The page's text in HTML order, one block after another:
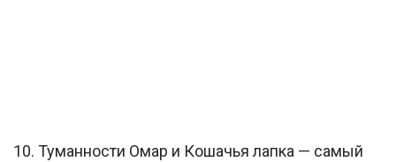
10. Туманности Омар и Кошачья лапка — самый